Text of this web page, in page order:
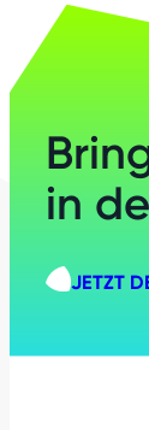
in
JETZT